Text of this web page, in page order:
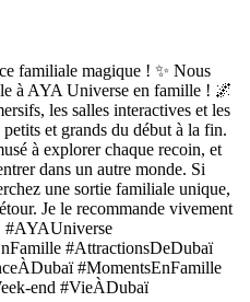
familiale magique ! ✨ Nous
à AYA Universe en famille ! 🌌
les salles interactives et les
et grands du début à la fin.
à explorer chaque recoin, et
dans un autre monde. Si
une sortie familiale unique,
Je le recommande vivement
#AYAUniverse
#AttractionsDeDubaï
#MomentsEnFamille
end #VieÀDubaï